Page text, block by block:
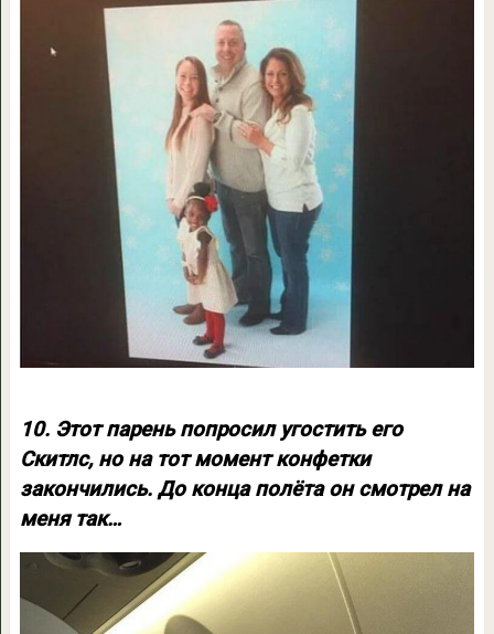
10. Этот парень попросил угостить его
Скитлс, но на тот момент конфетки
закончились. До конца полёта он смотрел на
меня так…